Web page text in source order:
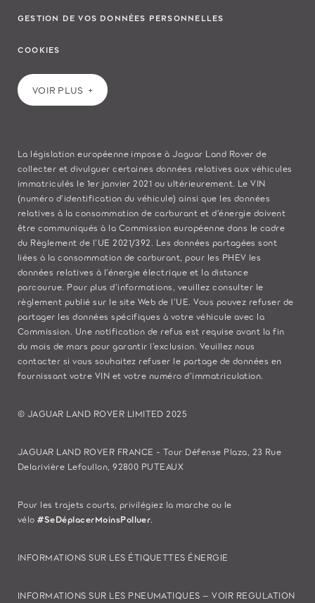
GESTION DE VOS DONNÉES PERSONNELLES
COOKIES
VOIR PLUS
La législation européenne impose à Jaguar Land Rover de
collecter et divulguer certaines données relatives aux véhicules
immatriculés le 1er janvier 2021 ou ultérieurement. Le VIN
(numéro d’identification du véhicule) ainsi que les données
relatives à la consommation de carburant et d’énergie doivent
être communiqués à la Commission européenne dans le cadre
du Règlement de l’UE 2021/392. Les données partagées sont
liées à la consommation de carburant, pour les PHEV les
données relatives à l’énergie électrique et la distance
parcourue. Pour plus d’informations, veuillez consulter le
règlement publié sur le site Web de l’UE . Vous pouvez refuser de
partager les données spécifiques à votre véhicule avec la
Commission. Une notification de refus est requise avant la fin
du mois de mars pour garantir l’exclusion. Veuillez nous
contacter si vous souhaitez refuser le partage de données en
fournissant votre VIN et votre numéro d’immatriculation.
© JAGUAR LAND ROVER LIMITED 2025
JAGUAR LAND ROVER FRANCE - Tour Défense Plaza, 23 Rue
Delarivière Lefoullon, 92800 PUTEAUX
Pour les trajets courts, privilégiez la marche ou le
vélo#SeDéplacerMoinsPolluer
INFORMATIONS SUR LES ÉTIQUETTES ÉNERGIE
INFORMATIONS SUR LES PNEUMATIQUES – VOIR REGULATION